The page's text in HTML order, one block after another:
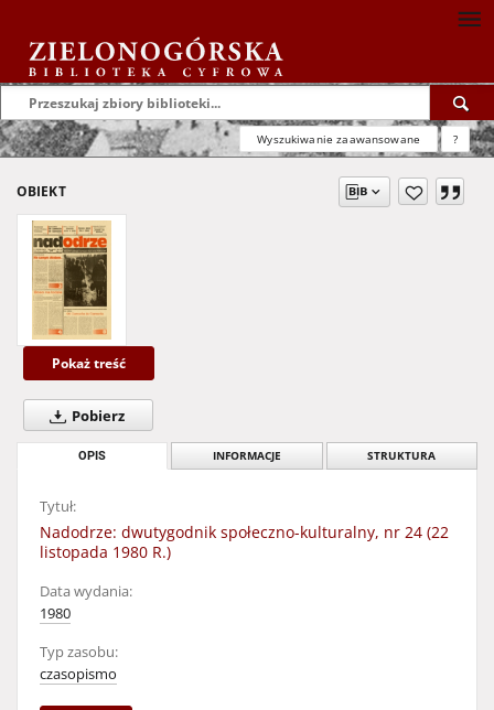
Wyszukiwanie zaawansowane ?
OBIEKT
Pokaż treść
Pobierz
OPIS INFORMACJE STRUKTURA
Tytuł:
Nadodrze: dwutygodnik społeczno-kulturalny, nr 24 (22
listopada 1980 R.)
Data wydania:
1980
Typ zasobu:
czasopismo